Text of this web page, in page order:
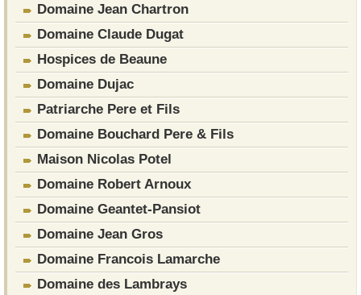
Domaine Jean Chartron
Domaine Claude Dugat
Hospices de Beaune
Domaine Dujac
Patriarche Pere et Fils
Domaine Bouchard Pere & Fils
Maison Nicolas Potel
Domaine Robert Arnoux
Domaine Geantet-Pansiot
Domaine Jean Gros
Domaine Francois Lamarche
Domaine des Lambrays